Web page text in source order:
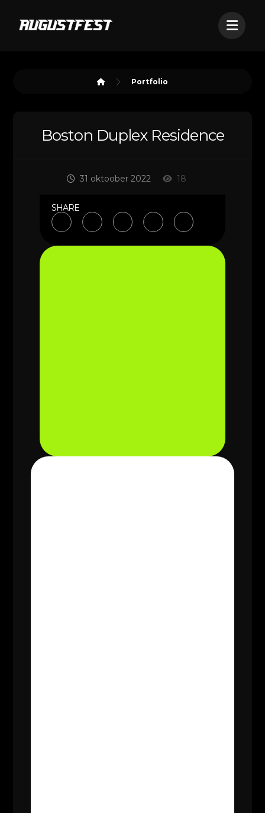
Portfolio
Boston Duplex Residence
31 oktoober 2022 18
SHARE